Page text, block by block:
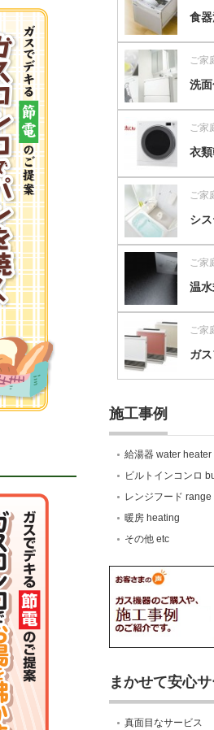
食
ご家
洗
ご家
衣
ご家
シ
ご家
温
ご
ガ
施工事例
給湯器 water heater
ビルトインコンロ
レンジフード range
暖房 heating
その他 etc
まかせて安心
真面目なサービス